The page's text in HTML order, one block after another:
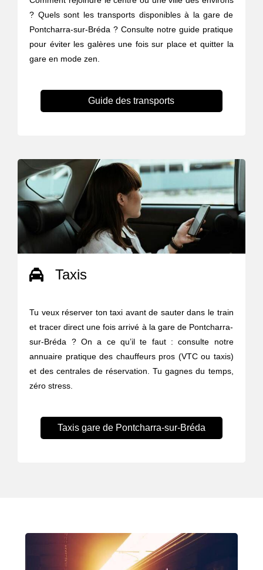
? Quels sont les transports disponibles à la gare de
Pontcharra-sur-Bréda ? Consulte notre guide pratique
pour éviter les galères une fois sur place et quitter la
gare en mode zen.
Guide des transports
Taxis
Tu veux réserver ton taxi avant de sauter dans le train
et tracer direct une fois arrivé à la gare de Pontcharra-
sur-Bréda ? On a ce qu’il te faut : consulte notre
annuaire pratique des chauffeurs pros (VTC ou taxis)
et des centrales de réservation. Tu gagnes du temps,
zéro stress.
Taxis gare de Pontcharra-sur-Bréda